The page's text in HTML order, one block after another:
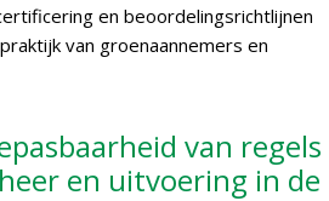
en beoordelingsrichtlijnen
van groenaannemers en
van regels
en uitvoering in de